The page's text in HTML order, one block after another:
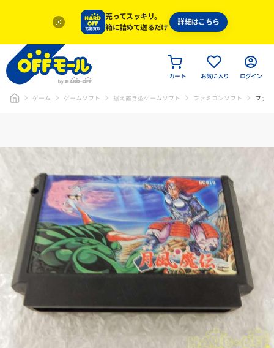
売ってスッキリ。
箱に詰めて送るだけ
詳細はこちら
カート お気に入り ログイン
ゲーム ゲームソフト 据え置き型ゲームソフト ファミコンソフト ファ